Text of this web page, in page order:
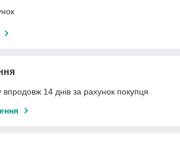
14 днів за рахунок покупця